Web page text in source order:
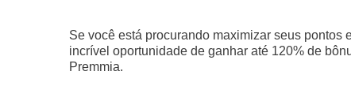
Se você está procurando maximizar seus pontos
incrível oportunidade de ganhar até 120% de
Premmia.